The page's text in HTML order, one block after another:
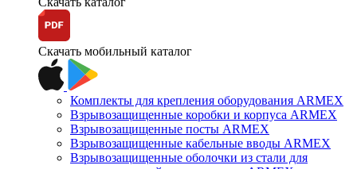
Скачать мобильный каталог
Комплекты для крепления оборудования ARMEX
Взрывозащищенные коробки и корпуса ARMEX
Взрывозащищенные посты ARMEX
Взрывозащищенные кабельные вводы ARMEX
Взрывозащищенные оболочки из стали для